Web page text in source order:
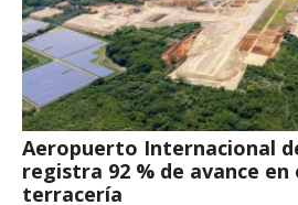
Aeropuerto Internacional
registra 92 % de avance en
terracería